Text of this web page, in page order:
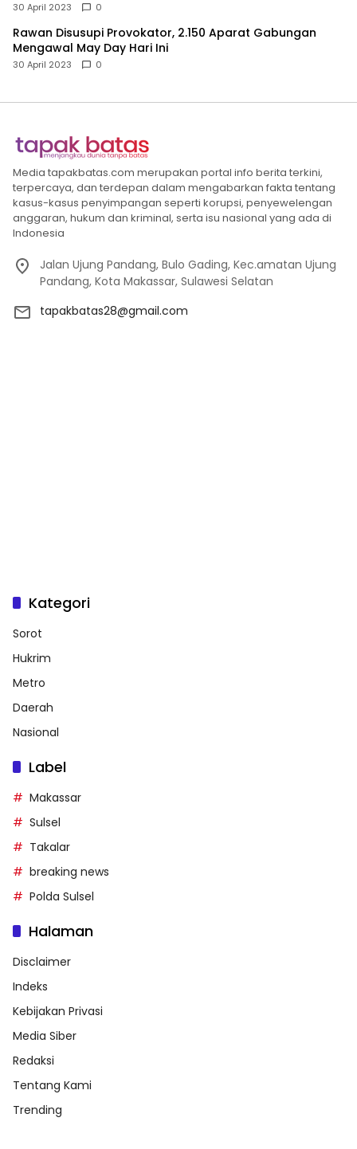
30 April 2023 0
Rawan Disusupi Provokator, 2.150 Aparat Gabungan
Mengawal May Day Hari Ini
30 April 2023 0
Media tapakbatas.com merupakan portal info berita terkini,
terpercaya, dan terdepan dalam mengabarkan fakta tentang
kasus-kasus penyimpangan seperti korupsi, penyewelengan
anggaran, hukum dan kriminal, serta isu nasional yang ada di
Indonesia
Jalan Ujung Pandang, Bulo Gading, Kec.amatan Ujung
Pandang, Kota Makassar, Sulawesi Selatan
tapakbatas28@gmail.com
Kategori
Sorot
Hukrim
Metro
Daerah
Nasional
Label
Makassar
Sulsel
Takalar
breaking news
Polda Sulsel
Halaman
Disclaimer
Indeks
Kebijakan Privasi
Media Siber
Redaksi
Tentang Kami
Trending